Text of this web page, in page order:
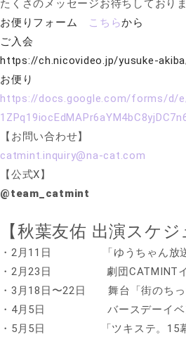
たくさのメッセージお待ちしておりま
お便りフォーム
こちらから
ご入会
https://ch.nicovideo.jp/yusuke-
お便り
https://docs.google.com/forms/d/e/
【お問い合わせ】
catmint.inquiry@na-cat.com
【公式X】
@team_catmint
【秋葉友佑 出演スケジ
・2月11日 「ゆうちゃん放送
・2月23日 劇団CATMINTイベ
・3月18日〜22日 舞台「街のちっ
・4月5日 バースデーイベ
・5月5日 「ツキステ。15幕